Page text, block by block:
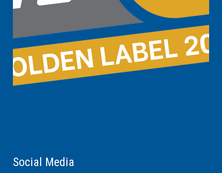
Social Media